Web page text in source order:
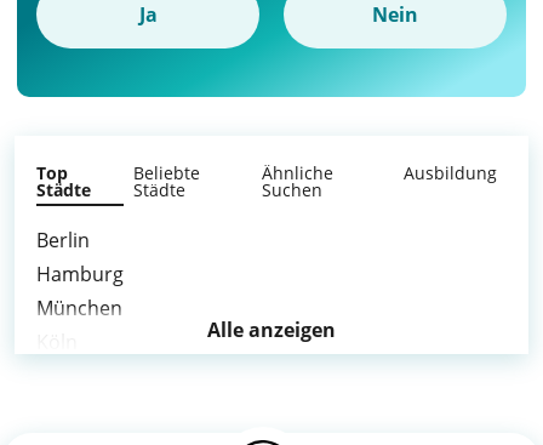
Ja Nein
Top
Städte
Beliebte
Städte
Ähnliche
Suchen
Ausbildung
Berlin
Hamburg
München
Alle anzeigen